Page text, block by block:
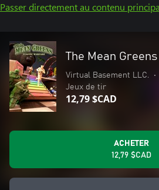
Passer directement au contenu
The Mean
Virtual Basement LLC. •
Jeux de tir
12,79 $CAD
ACHETER
12,79 $CAD